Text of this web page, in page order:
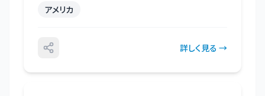
アメリカ
詳しく見る →